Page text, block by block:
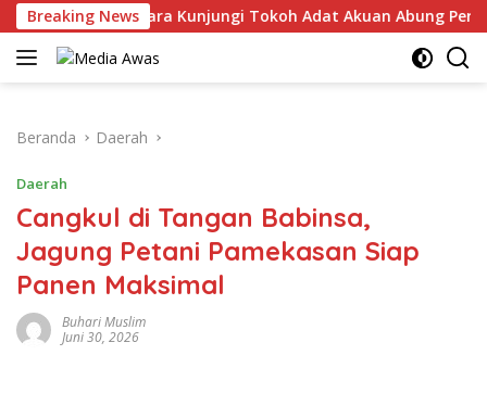
Langsung
ke
konten
Breaking News
Lampung Utara Kunjungi Tokoh Adat Akuan Abung Perkuat
Beranda Daerah
Daerah
Cangkul di Tangan Babinsa,
Jagung Petani Pamekasan Siap
Panen Maksimal
Buhari Muslim
Juni 30, 2026